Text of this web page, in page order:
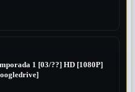
1 [03/??] HD [1080P]